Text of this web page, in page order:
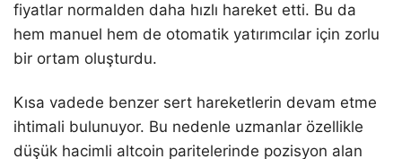
fiyatlar normalden daha hızlı hareket etti. Bu da
hem manuel hem de otomatik yatırımcılar için zorlu
bir ortam oluşturdu.
Kısa vadede benzer sert hareketlerin devam etme
ihtimali bulunuyor. Bu nedenle uzmanlar özellikle
düşük hacimli altcoin paritelerinde pozisyon alan